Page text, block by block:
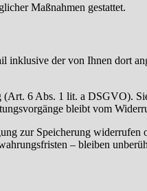
Maßnahmen gestattet.
der von Ihnen dort
(Art. 6 Abs. 1 lit. a DSGVO).
bleibt vom
zur Speicherung widerrufen
– bleiben